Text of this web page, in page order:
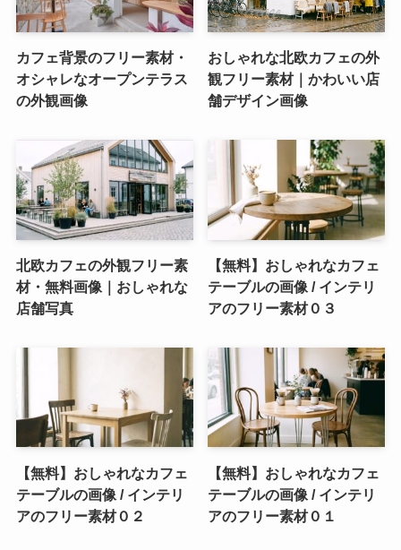
カフェ背景のフリー素材・
オシャレなオープンテラス
の外観画像
おしゃれな北欧カフェの外
観フリー素材｜かわいい店
舗デザイン画像
北欧カフェの外観フリー素
材・無料画像｜おしゃれな
店舗写真
【無料】おしゃれなカフェ
テーブルの画像 / インテリ
アのフリー素材０３
【無料】おしゃれなカフェ
テーブルの画像 / インテリ
アのフリー素材０２
【無料】おしゃれなカフェ
テーブルの画像 / インテリ
アのフリー素材０１